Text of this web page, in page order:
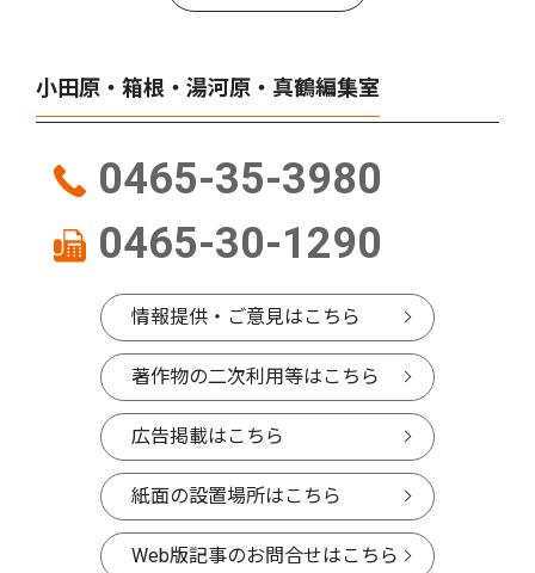
小田原・箱根・湯河原・真鶴編集室
0465-35-3980
0465-30-1290
情報提供・ご意見はこちら
著作物の二次利用等はこちら
広告掲載はこちら
紙面の設置場所はこちら
Web版記事のお問合せはこちら